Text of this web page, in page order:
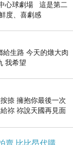
違多年的剝皮療
心球劇場 這是第二
度、喜劇感
給生路 今天的燉大肉
我希望
捺 擁抱你最後一次
祢 祢說天國再見面
賣 比比昂代購